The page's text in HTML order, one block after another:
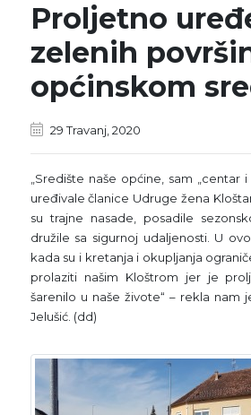
Proljetno
zelenih
općinskom
29 Travanj, 2020
„Središte naše općine, sam „centar
uređivale članice Udruge žena
su trajne nasade, posadile
družile sa sigurnoj udaljenosti. U
kada su i kretanja i okupljanja
prolaziti našim Kloštrom jer je
šarenilo u naše živote“ – rekla nam
Jelušić. (dd)